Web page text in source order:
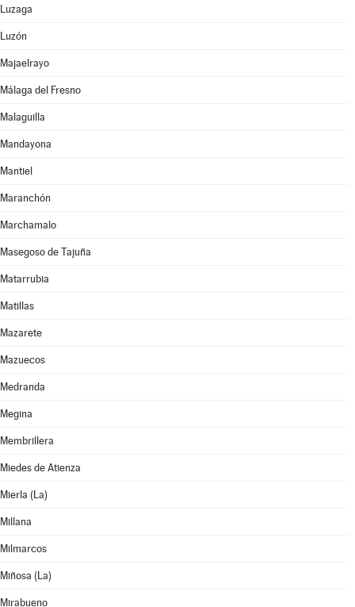
Luzaga
Luzón
Majaelrayo
Málaga del Fresno
Malaguilla
Mandayona
Mantiel
Maranchón
Marchamalo
Masegoso de Tajuña
Matarrubia
Matillas
Mazarete
Mazuecos
Medranda
Megina
Membrillera
Miedes de Atienza
Mierla (La)
Millana
Milmarcos
Miñosa (La)
Mirabueno